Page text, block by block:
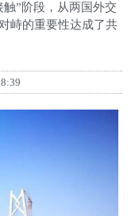
”阶段，从两国外交
峙的重要性达成了共